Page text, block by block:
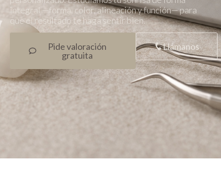
integral —forma, color, alineación y función— para
que el resultado te haga sentir bien.
Pide valoración
gratuita
Llámanos